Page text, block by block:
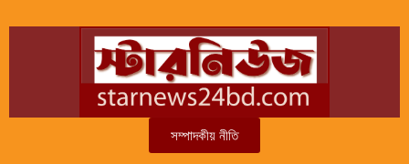
সম্পাদকীয় নীতি